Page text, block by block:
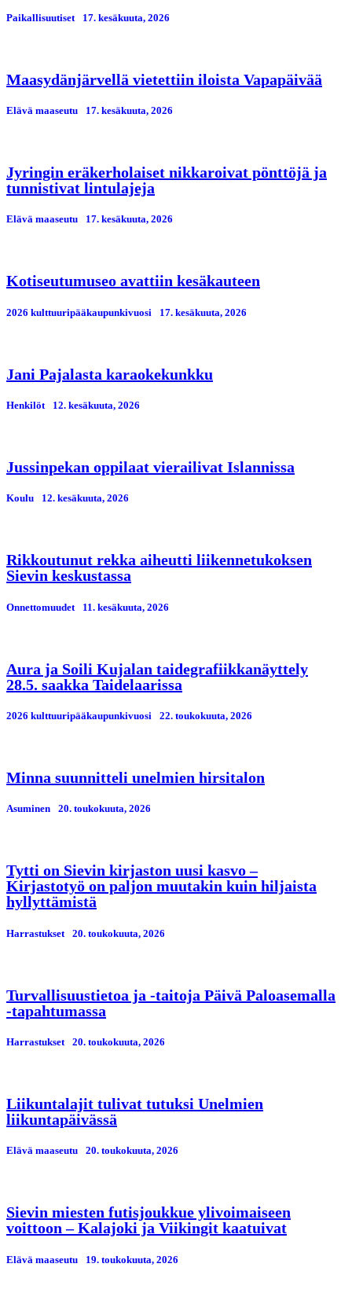
Paikallisuutiset 17. kesäkuuta, 2026
Maasydänjärvellä vietettiin iloista Vapapäivää
Elävä maaseutu 17. kesäkuuta, 2026
Jyringin eräkerholaiset nikkaroivat pönttöjä ja
tunnistivat lintulajeja
Elävä maaseutu 17. kesäkuuta, 2026
Kotiseutumuseo avattiin kesäkauteen
2026 kulttuuripääkaupunkivuosi 17. kesäkuuta, 2026
Jani Pajalasta karaokekunkku
Henkilöt 12. kesäkuuta, 2026
Jussinpekan oppilaat vierailivat Islannissa
Koulu 12. kesäkuuta, 2026
Rikkoutunut rekka aiheutti liikennetukoksen
Sievin keskustassa
Onnettomuudet 11. kesäkuuta, 2026
Aura ja Soili Kujalan taidegrafiikkanäyttely
28.5. saakka Taidelaarissa
2026 kulttuuripääkaupunkivuosi 22. toukokuuta, 2026
Minna suunnitteli unelmien hirsitalon
Asuminen 20. toukokuuta, 2026
Tytti on Sievin kirjaston uusi kasvo –
Kirjastotyö on paljon muutakin kuin hiljaista
hyllyttämistä
Harrastukset 20. toukokuuta, 2026
Turvallisuustietoa ja -taitoja Päivä Paloasemalla
-tapahtumassa
Harrastukset 20. toukokuuta, 2026
Liikuntalajit tulivat tutuksi Unelmien
liikuntapäivässä
Elävä maaseutu 20. toukokuuta, 2026
Sievin miesten futisjoukkue ylivoimaiseen
voittoon – Kalajoki ja Viikingit kaatuivat
Elävä maaseutu 19. toukokuuta, 2026